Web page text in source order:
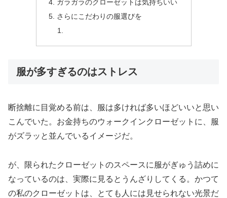
ガラガラのクローゼットは気持ちいい
さらにこだわりの服選びを
服が多すぎるのはストレス
断捨離に目覚める前は、服は多ければ多いほどいいと思い
こんでいた。お金持ちのウォークインクローゼットに、服
がズラッと並んでいるイメージだ。
が、限られたクローゼットのスペースに服がぎゅう詰めに
なっているのは、実際に見るとうんざりしてくる。かつて
の私のクローゼットは、とても人には見せられない光景だ